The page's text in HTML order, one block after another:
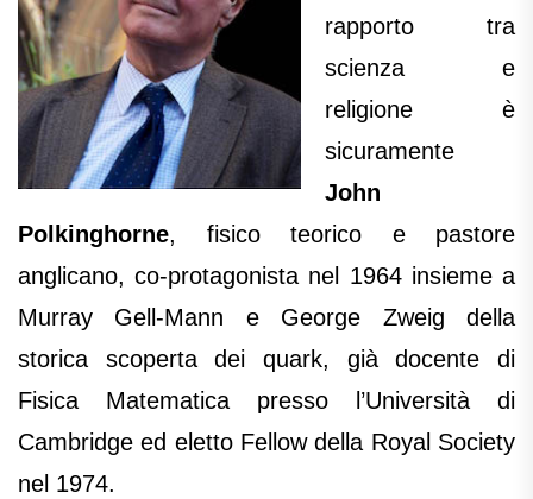
rapporto tra
scienza e
religione è
sicuramente
John
Polkinghorne, fisico teorico e pastore
anglicano, co-protagonista nel 1964 insieme a
Murray Gell-Mann e George Zweig della
storica scoperta dei quark, già docente di
Fisica Matematica presso l’Università di
Cambridge ed eletto Fellow della Royal Society
nel 1974.